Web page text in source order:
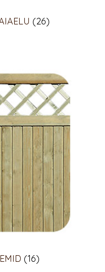
(26)
(16)